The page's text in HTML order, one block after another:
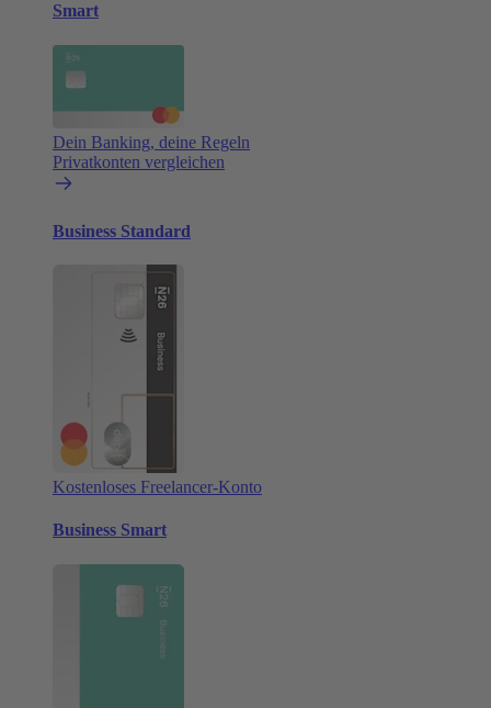
Smart
Dein Banking, deine Regeln
Privatkonten vergleichen
Business Standard
Kostenloses Freelancer-Konto
Business Smart